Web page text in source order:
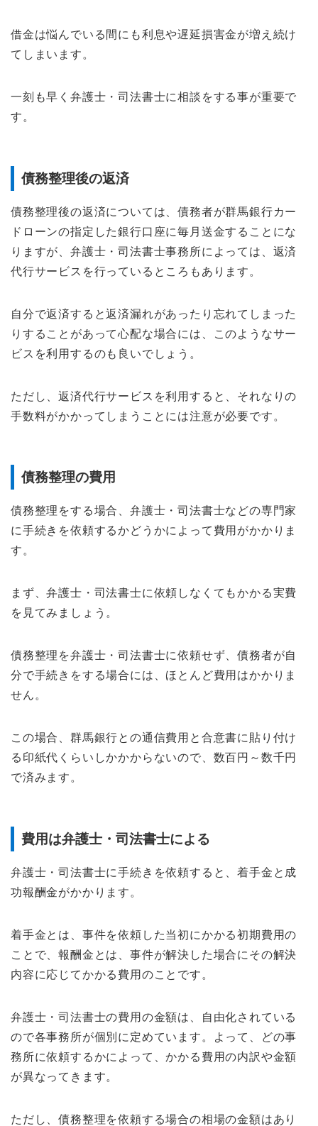
借金は悩んでいる間にも利息や遅延損害金が増え続け
てしまいます。
一刻も早く弁護士・司法書士に相談をする事が重要で
す。
債務整理後の返済
債務整理後の返済については、債務者が群馬銀行カー
ドローンの指定した銀行口座に毎月送金することにな
りますが、弁護士・司法書士事務所によっては、返済
代行サービスを行っているところもあります。
自分で返済すると返済漏れがあったり忘れてしまった
りすることがあって心配な場合には、このようなサー
ビスを利用するのも良いでしょう。
ただし、返済代行サービスを利用すると、それなりの
手数料がかかってしまうことには注意が必要です。
債務整理の費用
債務整理をする場合、弁護士・司法書士などの専門家
に手続きを依頼するかどうかによって費用がかかりま
す。
まず、弁護士・司法書士に依頼しなくてもかかる実費
を見てみましょう。
債務整理を弁護士・司法書士に依頼せず、債務者が自
分で手続きをする場合には、ほとんど費用はかかりま
せん。
この場合、群馬銀行との通信費用と合意書に貼り付け
る印紙代くらいしかかからないので、数百円～数千円
で済みます。
費用は弁護士・司法書士による
弁護士・司法書士に手続きを依頼すると、着手金と成
功報酬金がかかります。
着手金とは、事件を依頼した当初にかかる初期費用の
ことで、報酬金とは、事件が解決した場合にその解決
内容に応じてかかる費用のことです。
弁護士・司法書士の費用の金額は、自由化されている
ので各事務所が個別に定めています。よって、どの事
務所に依頼するかによって、かかる費用の内訳や金額
が異なってきます。
ただし、債務整理を依頼する場合の相場の金額はあり